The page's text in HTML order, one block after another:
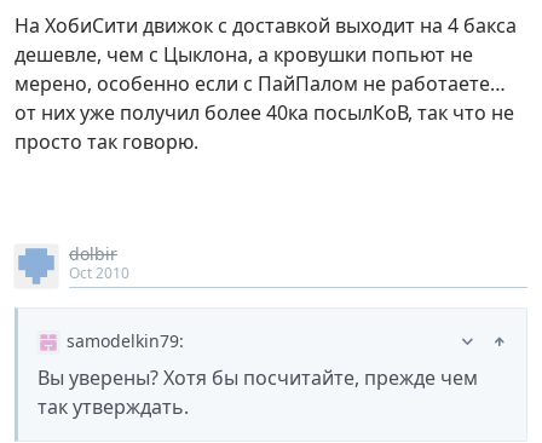
На ХобиСити движок с доставкой выходит на 4 бакса
дешевле, чем с Цыклона, а кровушки попьют не
мерено, особенно если с ПайПалом не работаете…
от них уже получил более 40ка посылКоВ, так что не
просто так говорю.
dolbir
Oct 2010
samodelkin79:
Вы уверены? Хотя бы посчитайте, прежде чем
так утверждать.